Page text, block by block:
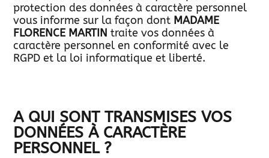
protection des données à caractère personnel
vous informe sur la façon dont MADAME
FLORENCE MARTIN traite vos données à
caractère personnel en conformité avec le
RGPD et la loi informatique et liberté.
A QUI SONT TRANSMISES VOS
DONNÉES À CARACTÈRE
PERSONNEL ?